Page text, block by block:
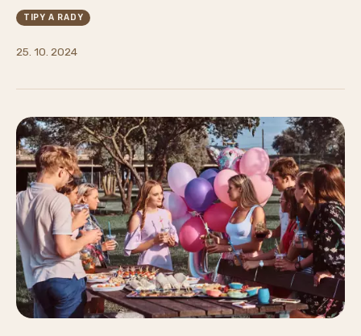
TIPY A RADY
25. 10. 2024